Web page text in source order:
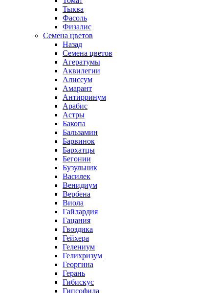
Тыква
Фасоль
Физалис
Семена цветов
Назад
Семена цветов
Агератумы
Аквилегии
Алиссум
Амарант
Антирринум
Арабис
Астры
Бакопа
Бальзамин
Барвинок
Бархатцы
Бегонии
Бузульник
Василек
Венидиум
Вербена
Виола
Гайлардия
Гацания
Гвоздика
Гейхера
Гелениум
Гелихризум
Георгина
Герань
Гибискус
Гипсофила